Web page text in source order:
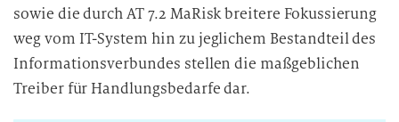
sowie die durch AT 7.2 MaRisk breitere Fokussierung
weg vom IT-System hin zu jeglichem Bestandteil des
Informationsverbundes stellen die maßgeblichen
Treiber für Handlungsbedarfe dar.